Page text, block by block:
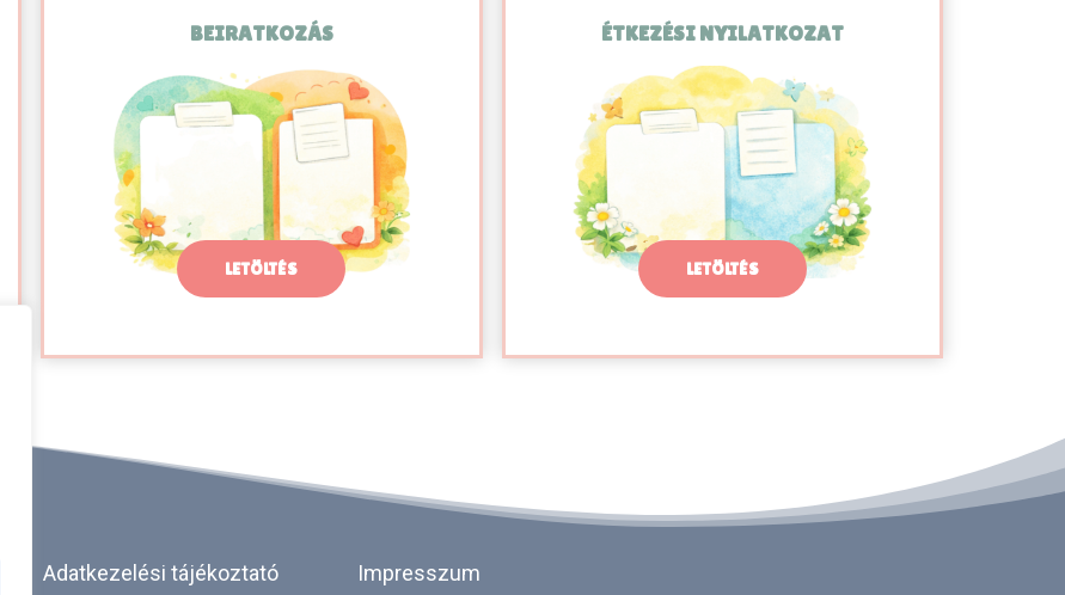
BEIRATKOZÁS
LETÖLTÉS
ÉTKEZÉSI NYILATKOZAT
LETÖLTÉS
Adatkezelési tájékoztató Impresszum